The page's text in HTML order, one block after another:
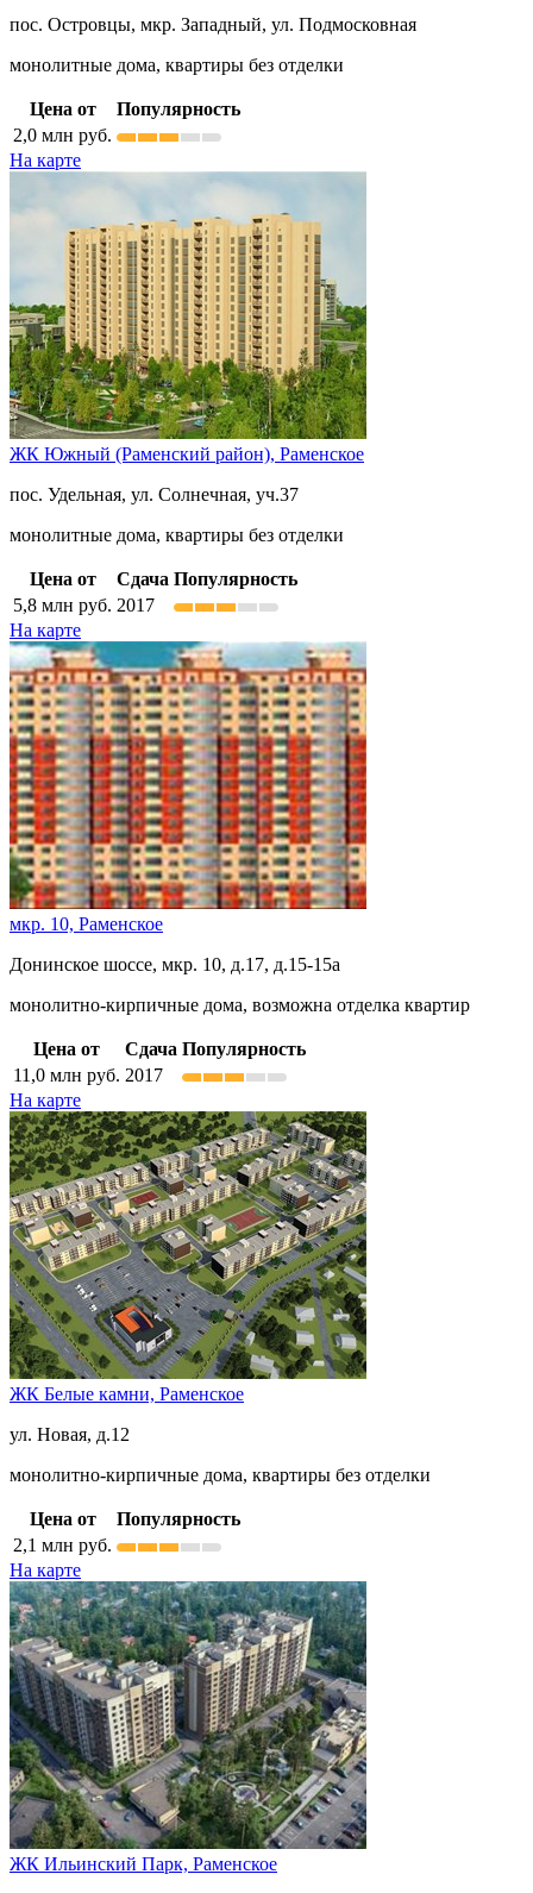
пос. Островцы, мкр. Западный, ул. Подмосковная
монолитные дома, квартиры без отделки
Цена от
Популярность
2,0 млн руб.
На карте
ЖК Южный (Раменский район), Раменское
пос. Удельная, ул. Солнечная, уч.37
монолитные дома, квартиры без отделки
Цена от Сдача Популярность
5,8 млн руб. 2017
На карте
мкр. 10, Раменское
Донинское шоссе, мкр. 10, д.17, д.15-15а
монолитно-кирпичные дома, возможна отделка квартир
Цена от Сдача Популярность
11,0 млн руб. 2017
На карте
ЖК Белые камни, Раменское
ул. Новая, д.12
монолитно-кирпичные дома, квартиры без отделки
Цена от
Популярность
2,1 млн руб.
На карте
ЖК Ильинский Парк, Раменское